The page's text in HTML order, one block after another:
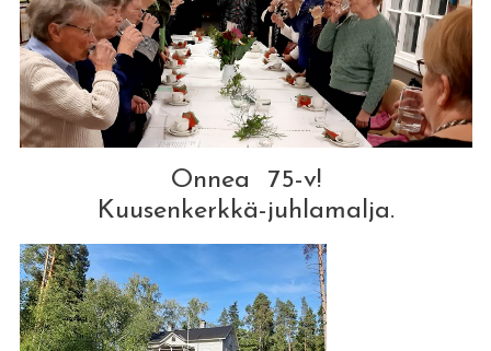
Onnea 75-v!
Kuusenkerkkä-juhlamalja.